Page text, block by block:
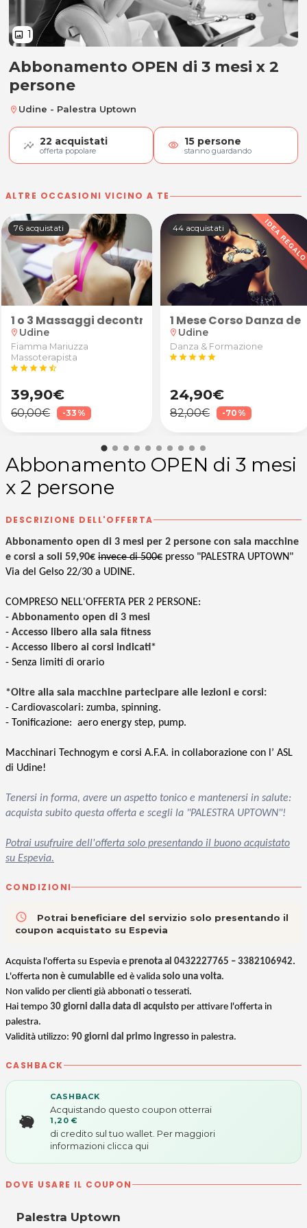
image 1
Abbonamento OPEN di 3 mesi x
Abbonamento OPEN di 3 mesi x 2
persone
location_on Udine - Palestra Uptown
22 acquistati
offerta popolare visibility 15 persone
stanno guardando
ALTRE OCCASIONI VICINO A TE
76 acquistati
1 o 3 Massaggi decontratturanti/sportivi
location_on Udine
Fiamma Mariuzza
Massoterapista
starstarstarstarstar_half
39,90€
60,00€ -33%
44 acquistati
1 Mese Corso Danza
location_on Udine
Danza & Formazione
starstarstarstarstar
24,90€
82,00€ -70%
Abbonamento OPEN di 3 mesi
x 2 persone
DESCRIZIONE DELL'OFFERTA
Abbonamento open di 3 mesi per 2 persone con sala macchine
e corsi a soli 59,90€ invece di 500€ presso "PALESTRA UPTOWN"
Via del Gelso 22/30 a UDINE.
COMPRESO NELL'OFFERTA PER 2 PERSONE:
- Abbonamento open di 3 mesi
- Accesso libero alla sala fitness
- Accesso libero ai corsi indicati*
- Senza limiti di orario
*Oltre alla sala macchine partecipare alle lezioni e corsi:
- Cardiovascolari: zumba, spinning.
- Tonificazione: aero energy step, pump.
Macchinari Technogym e corsi A.F.A. in collaborazione con l’ ASL
di Udine!
Tenersi in forma, avere un aspetto tonico e mantenersi in salute:
acquista subito questa offerta e scegli la "PALESTRA UPTOWN"!
Potrai usufruire dell'offerta solo presentando il buono acquistato
su Espevia.
CONDIZIONI
access_time
Potrai beneficiare del servizio solo presentando il
coupon acquistato su Espevia
Acquista l'offerta su Espevia e prenota al 0432227765 – 3382106942.
L'offerta non è cumulabile ed è valida solo una volta.
Non valido per clienti già abbonati o tesserati.
Hai tempo 30 giorni dalla data di acquisto per attivare l'offerta in
palestra.
Validità utilizzo: 90 giorni dal primo ingresso in palestra.
CASHBACK
CASHBACK
Acquistando questo coupon otterrai
1,20 €
di credito sul tuo wallet. Per maggiori
informazioni clicca qui
DOVE USARE IL COUPON
Palestra Uptown